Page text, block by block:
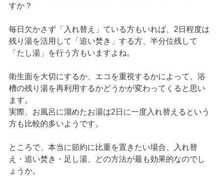
すか？
毎日欠かさず「入れ替え」ている方もいれば、2日程度は
残り湯を活用して「追い焚き」する方、半分位残して
「たし湯」を行う方もいますよね。
衛生面を大切にするか、エコを重視するかによって、浴
槽の残り湯を再利用するかどうかが変わってくると思い
ます。
実際、お風呂に溜めたお湯は2日に一度入れ替えるという
方も比較的多いようです。
ところで、本当に節約に比重を置きたい場合、入れ替
え・追い焚き・足し湯、どの方法が最も効果的なのでし
ょうか。